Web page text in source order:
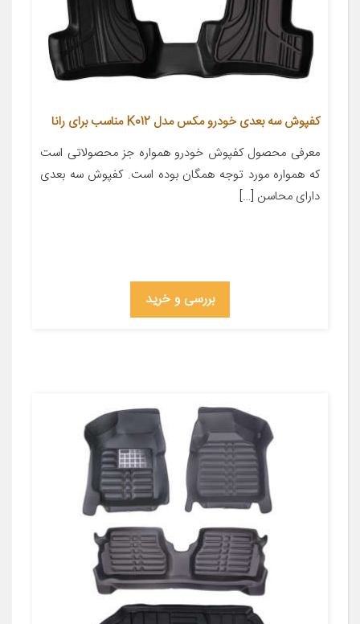
کفپوش سه بعدی خودرو مکس مدل K012 مناسب برای رانا
معرفی محصول کفپوش خودرو همواره جز محصولاتی است
که همواره مورد توجه همگان بوده است. کفپوش سه بعدی
دارای محاسن […]
بررسی و خرید